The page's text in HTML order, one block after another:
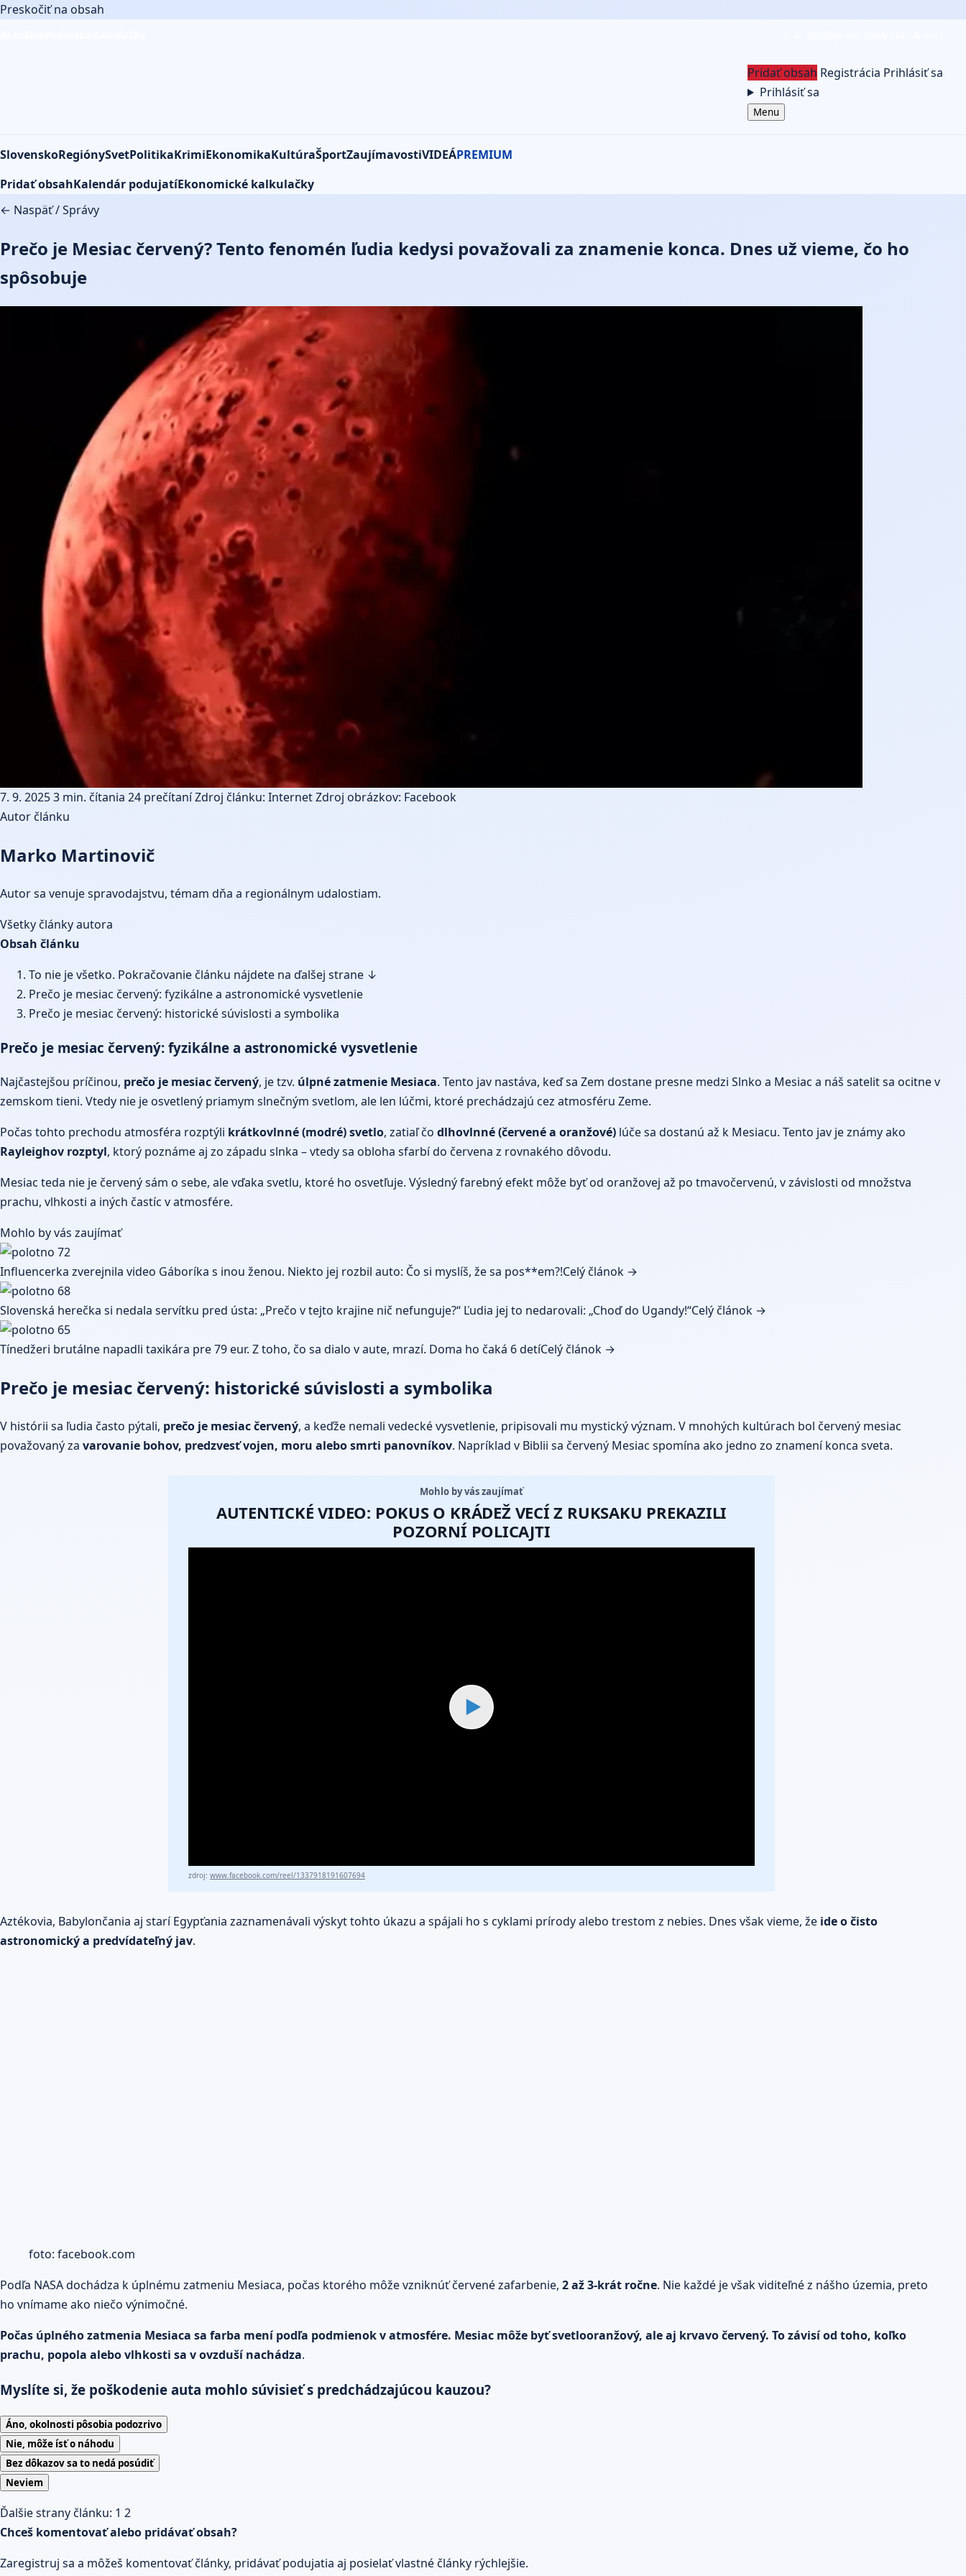
Preskočiť na obsah
Pridať obsah Registrácia Prihlásiť sa
Prihlásiť sa
Menu
SlovenskoRegiónySvetPolitikaKrimiEkonomikaKultúraŠportZaujímavostiVIDEÁPREMIUM
Pridať obsahKalendár podujatíEkonomické kalkulačky
← Naspäť/Správy
Prečo je Mesiac červený? Tento fenomén ľudia kedysi považovali za znamenie konca. Dnes už vieme, čo ho
spôsobuje
7. 9. 20253 min. čítania 24 prečítaníZdroj článku: InternetZdroj obrázkov: Facebook
Autor článku
Marko Martinovič
Autor sa venuje spravodajstvu, témam dňa a regionálnym udalostiam.
Všetky články autora
Obsah článku
To nie je všetko. Pokračovanie článku nájdete na ďalšej strane ↓
Prečo je mesiac červený: fyzikálne a astronomické vysvetlenie
Prečo je mesiac červený: historické súvislosti a symbolika
Prečo je mesiac červený: fyzikálne a astronomické vysvetlenie
Najčastejšou príčinou, prečo je mesiac červený, je tzv. úlpné zatmenie Mesiaca. Tento jav nastáva, keď sa Zem dostane presne medzi Slnko a Mesiac a náš satelit sa ocitne v
zemskom tieni. Vtedy nie je osvetlený priamym slnečným svetlom, ale len lúčmi, ktoré prechádzajú cez atmosféru Zeme.
Počas tohto prechodu atmosféra rozptýli krátkovlnné (modré) svetlo, zatiaľ čo dlhovlnné (červené a oranžové) lúče sa dostanú až k Mesiacu. Tento jav je známy ako
Rayleighov rozptyl, ktorý poznáme aj zo západu slnka – vtedy sa obloha sfarbí do červena z rovnakého dôvodu.
Mesiac teda nie je červený sám o sebe, ale vďaka svetlu, ktoré ho osvetľuje. Výsledný farebný efekt môže byť od oranžovej až po tmavočervenú, v závislosti od množstva
prachu, vlhkosti a iných častíc v atmosfére.
Mohlo by vás zaujímať
Influencerka zverejnila video Gáboríka s inou ženou. Niekto jej rozbil auto: Čo si myslíš, že sa pos**em?!Celý článok →
Slovenská herečka si nedala servítku pred ústa: „Prečo v tejto krajine nič nefunguje?“ Ľudia jej to nedarovali: „Choď do Ugandy!“Celý článok →
Tínedžeri brutálne napadli taxikára pre 79 eur. Z toho, čo sa dialo v aute, mrazí. Doma ho čaká 6 detíCelý článok →
Prečo je mesiac červený: historické súvislosti a symbolika
V histórii sa ľudia často pýtali, prečo je mesiac červený, a keďže nemali vedecké vysvetlenie, pripisovali mu mystický význam. V mnohých kultúrach bol červený mesiac
považovaný za varovanie bohov, predzvesť vojen, moru alebo smrti panovníkov. Napríklad v Biblii sa červený Mesiac spomína ako jedno zo znamení konca sveta.
Mohlo by vás zaujímať
AUTENTICKÉ VIDEO: POKUS O KRÁDEŽ VECÍ Z RUKSAKU PREKAZILI
POZORNÍ POLICAJTI
▶
zdroj: www.facebook.com/reel/1337918191607694
Aztékovia, Babylončania aj starí Egypťania zaznamenávali výskyt tohto úkazu a spájali ho s cyklami prírody alebo trestom z nebies. Dnes však vieme, že ide o čisto
astronomický a predvídateľný jav.
foto: facebook.com
Podľa NASA dochádza k úplnému zatmeniu Mesiaca, počas ktorého môže vzniknúť červené zafarbenie, 2 až 3-krát ročne. Nie každé je však viditeľné z nášho územia, preto
ho vnímame ako niečo výnimočné.
Počas úplného zatmenia Mesiaca sa farba mení podľa podmienok v atmosfére. Mesiac môže byť svetlooranžový, ale aj krvavo červený. To závisí od toho, koľko
prachu, popola alebo vlhkosti sa v ovzduší nachádza.
Myslíte si, že poškodenie auta mohlo súvisieť s predchádzajúcou kauzou?
Áno, okolnosti pôsobia podozrivo
Nie, môže ísť o náhodu
Bez dôkazov sa to nedá posúdiť
Neviem
Ďalšie strany článku: 1 2
Chceš komentovať alebo pridávať obsah?
Zaregistruj sa a môžeš komentovať články, pridávať podujatia aj posielať vlastné články rýchlejšie.